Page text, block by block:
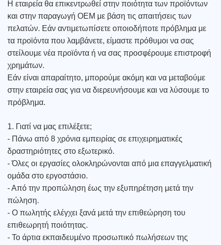
Η εταιρεία θα επικεντρωθεί στην ποιότητα των προϊόντων
και στην παραγωγή OEM με βάση τις απαιτήσεις των
πελατών. Εάν αντιμετωπίσετε οποιοδήποτε πρόβλημα με
τα προϊόντα που λαμβάνετε, είμαστε πρόθυμοι να σας
στείλουμε νέα προϊόντα ή να σας προσφέρουμε επιστροφή
χρημάτων.
Εάν είναι απαραίτητο, μπορούμε ακόμη και να μεταβούμε
στην εταιρεία σας για να διερευνήσουμε και να λύσουμε το
πρόβλημα.
1. Γιατί να μας επιλέξετε;
- Πάνω από 8 χρόνια εμπειρίας σε επιχειρηματικές
δραστηριότητες στο εξωτερικό.
- Όλες οι εργασίες ολοκληρώνονται από μια επαγγελματική
ομάδα στο εργοστάσιο.
- Από την προπώληση έως την εξυπηρέτηση μετά την
πώληση.
- Ο πωλητής ελέγχει ξανά μετά την επιθεώρηση του
επιθεωρητή ποιότητας.
- Το άρτια εκπαιδευμένο προσωπικό πωλήσεων της